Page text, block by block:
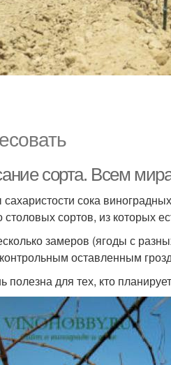
сорта. Всем
сока
сортов, из которых
замеров (ягоды с
оставленным
полезна для тех, кто